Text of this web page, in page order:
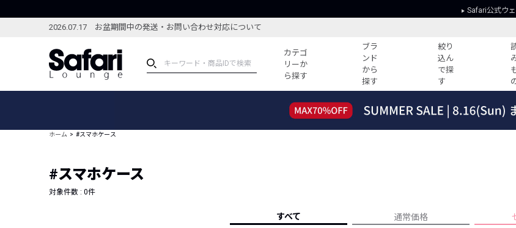
Safari公式ウ
2026.07.17 お盆期間中の発送・お問い合わせ対応について
カテゴ
リーか
ら探す
ブラ
ンド
から
探す
絞り
込ん
で探
す
ブランドから探す
新着アイテム
編集部のおすすめアイテム
すべての記事
人気記事ランキング
プラ
ホーム #スマホケース
#スマホケース
対象件数 : 0件
すべて 通常価格